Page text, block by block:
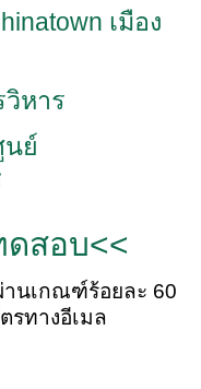
เมือง
หาร
ย์
สอบ<<
นเกณฑ์ร้อยละ 60
รทางอีเมล